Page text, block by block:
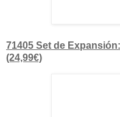
71405 Set de
(24,99€)